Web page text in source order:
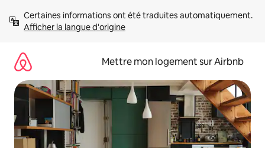
directement
Afficher la langue d'origine
Mettre mon logement sur Airbnb